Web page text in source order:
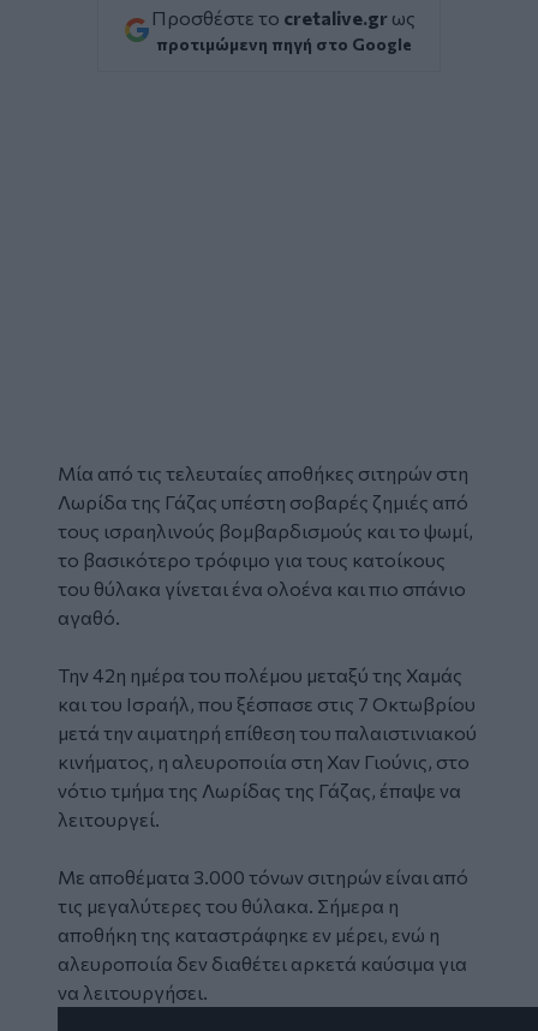
Προσθέστε το cretalive.gr ως
προτιμώμενη πηγή στο Google
Μία από τις τελευταίες αποθήκες σιτηρών στη
Λωρίδα της Γάζας υπέστη σοβαρές ζημιές από
τους ισραηλινούς βομβαρδισμούς και το ψωμί,
το βασικότερο τρόφιμο για τους κατοίκους
του θύλακα γίνεται ένα ολοένα και πιο σπάνιο
αγαθό.
Την 42η ημέρα του πολέμου μεταξύ της Χαμάς
και του Ισραήλ, που ξέσπασε στις 7 Οκτωβρίου
μετά την αιματηρή επίθεση του παλαιστινιακού
κινήματος, η αλευροποιία στη Χαν Γιούνις, στο
νότιο τμήμα της Λωρίδας της Γάζας, έπαψε να
λειτουργεί.
Με αποθέματα 3.000 τόνων σιτηρών είναι από
τις μεγαλύτερες του θύλακα. Σήμερα η
αποθήκη της καταστράφηκε εν μέρει, ενώ η
αλευροποιία δεν διαθέτει αρκετά καύσιμα για
να λειτουργήσει.